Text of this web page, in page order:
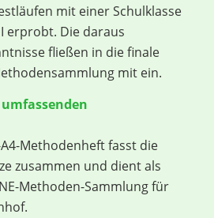
mit einer Schulklasse
erprobt. Die daraus
fließen in die finale
mit ein.
Methodenheft fasst die
zusammen und dient als
Methoden-Sammlung für